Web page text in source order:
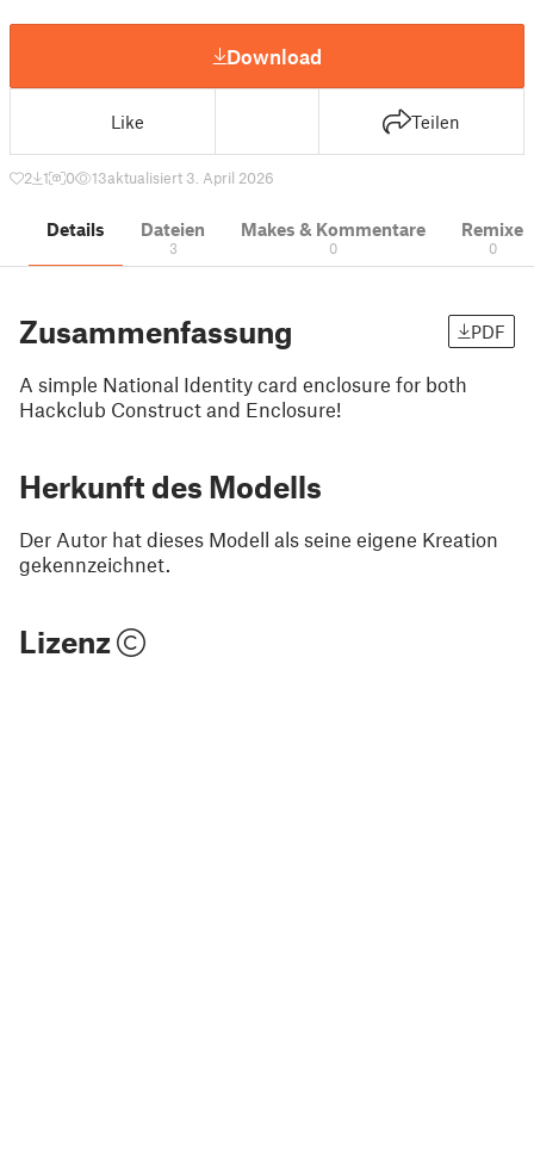
Download
Like Teilen
2 1 0 13aktualisiert 3. April 2026
Details Dateien
3
Makes & Kommentare
0
Remixe
0
Zusammenfassung PDF
A simple National Identity card enclosure for both
Hackclub Construct and Enclosure!
Herkunft des Modells
Der Autor hat dieses Modell als seine eigene Kreation
gekennzeichnet.
Lizenz